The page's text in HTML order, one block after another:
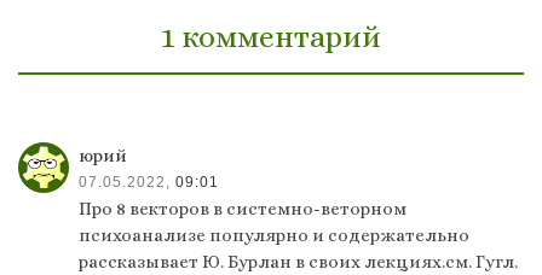
1 комментарий
юрий
07.05.2022, 09:01
Про 8 векторов в системно-веторном
психоанализе популярно и содержательно
рассказывает Ю. Бурлан в своих лекциях.см. Гугл.